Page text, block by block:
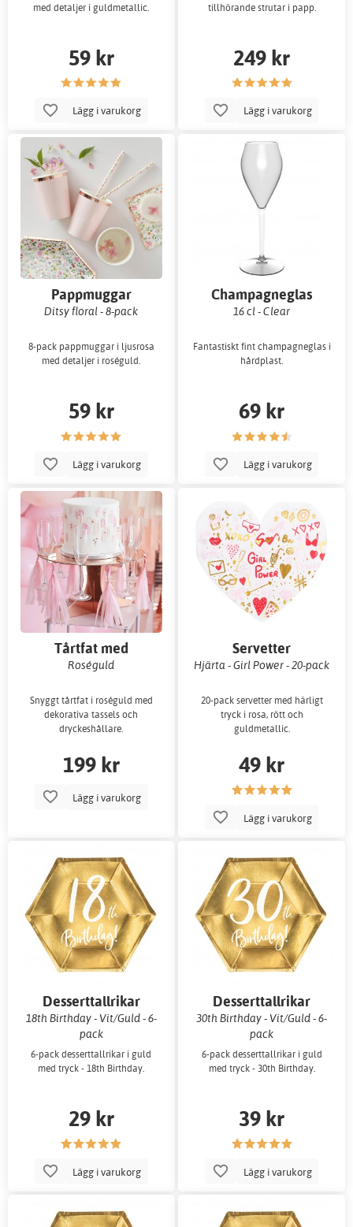
med detaljer i guldmetallic.
59 kr
Lägg i varukorg
tillhörande strutar i papp.
249 kr
Lägg i varukorg
Pappmuggar
Ditsy floral - 8-pack
8-pack pappmuggar i ljusrosa
med detaljer i roséguld.
59 kr
Lägg i varukorg
Champagneglas
16 cl - Clear
Fantastiskt fint champagneglas i
hårdplast.
69 kr
Lägg i varukorg
Tårtfat med
dryckeshållare
Roséguld
Snyggt tårtfat i roséguld med
dekorativa tassels och
dryckeshållare.
199 kr
Lägg i varukorg
Servetter
Hjärta - Girl Power - 20-pack
20-pack servetter med härligt
tryck i rosa, rött och
guldmetallic.
49 kr
Lägg i varukorg
Desserttallrikar
18th Birthday - Vit/Guld - 6-
pack
6-pack desserttallrikar i guld
med tryck - 18th Birthday.
29 kr
Lägg i varukorg
Desserttallrikar
30th Birthday - Vit/Guld - 6-
pack
6-pack desserttallrikar i guld
med tryck - 30th Birthday.
39 kr
Lägg i varukorg